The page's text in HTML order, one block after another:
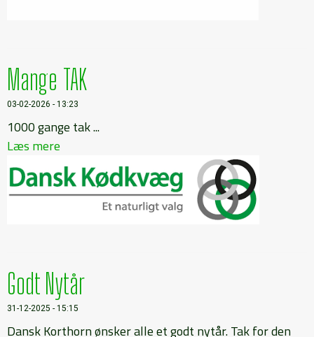
Mange TAK
03-02-2026 - 13:23
1000 gange tak ...
Læs mere
Godt Nytår
31-12-2025 - 15:15
Dansk Korthorn ønsker alle et godt nytår. Tak for den